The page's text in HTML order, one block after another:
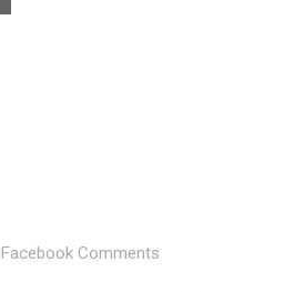
Facebook Comments